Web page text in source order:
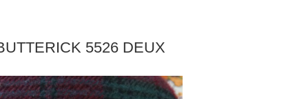
5526 DEUX